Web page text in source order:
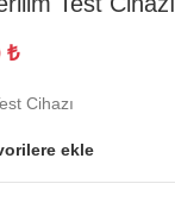
₺
Cihazı
ekle